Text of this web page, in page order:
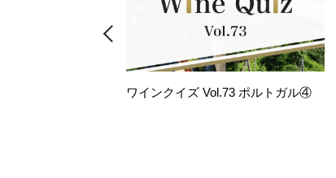
ワインクイズ Vol.73 ポルトガル④